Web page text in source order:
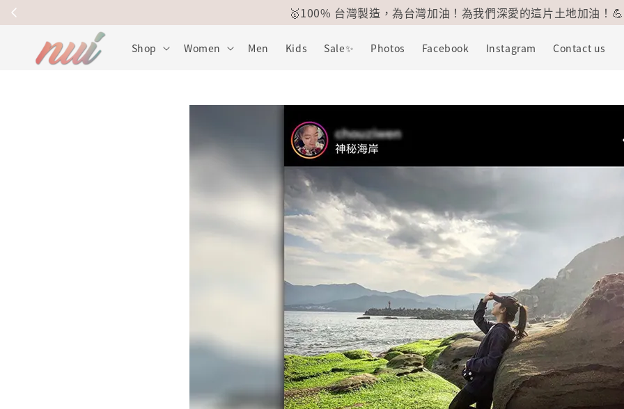
🥇100% 台灣製造，為台灣加油！為我們深愛的這片土地加油！💪
Shop Women Men Kids Sale✨ Photos Facebook Instagram Contact us